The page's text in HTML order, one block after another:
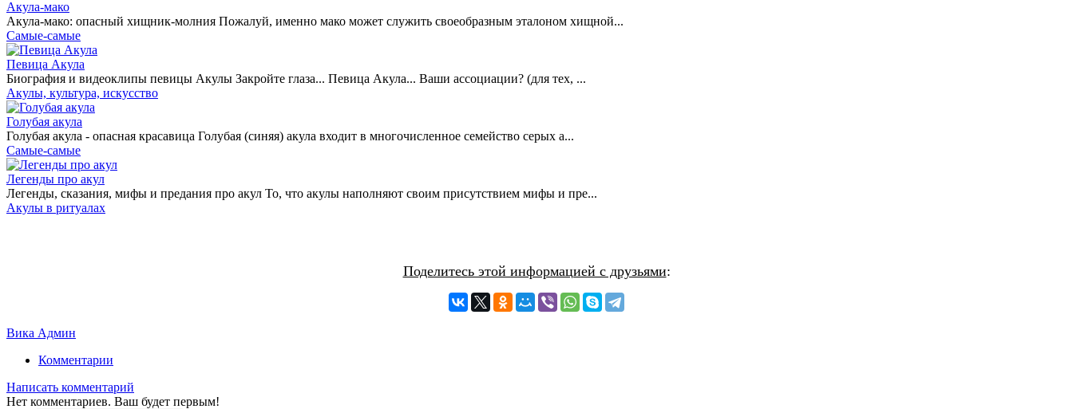
Акула-мако
Акула-мако: опасный хищник-молния Пожалуй, именно мако может служить своеобразным эталоном хищной...
Самые-самые
Певица Акула
Биография и видеоклипы певицы Акулы Закройте глаза... Певица Акула... Ваши ассоциации? (для тех, ...
Акулы, культура, искусство
Голубая акула
Голубая акула - опасная красавица Голубая (синяя) акула входит в многочисленное семейство серых а...
Самые-самые
Легенды про акул
Легенды, сказания, мифы и предания про акул То, что акулы наполняют своим присутствием мифы и пре...
Акулы в ритуалах
Поделитесь этой информацией с друзьями:
Вика Админ
Комментарии
Написать комментарий
Нет комментариев. Ваш будет первым!